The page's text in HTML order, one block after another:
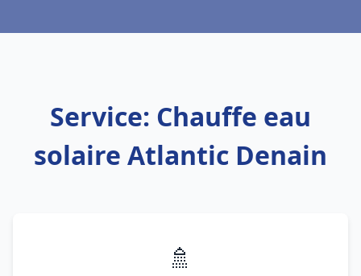
Service: Chauffe eau
solaire Atlantic Denain
🚿